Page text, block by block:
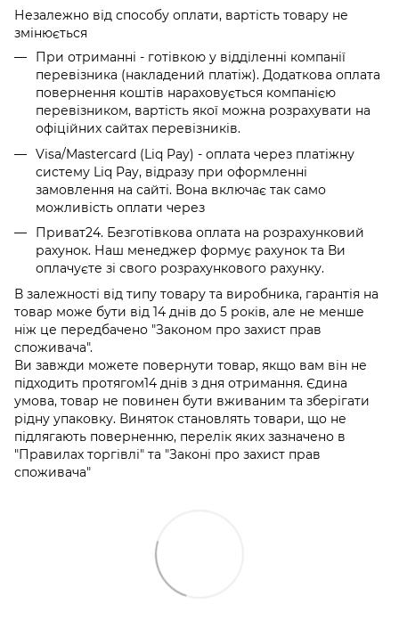
Незалежно від способу оплати, вартість товару не
змінюється
При отриманні - готівкою у відділенні компанії
перевізника (накладений платіж). Додаткова оплата
повернення коштів нараховується компанією
перевізником, вартість якої можна розрахувати на
офіційних сайтах перевізників.
Visa/Mastercard (Liq Pay) - оплата через платіжну
систему Liq Pay, відразу при оформленні
замовлення на сайті. Вона включає так само
можливість оплати через
Приват24. Безготівкова оплата на розрахунковий
рахунок. Наш менеджер формує рахунок та Ви
оплачуєте зі свого розрахункового рахунку.
В залежності від типу товару та виробника, гарантія на
товар може бути від 14 днів до 5 років, але не менше
ніж це передбачено "Законом про захист прав
споживача".
Ви завжди можете повернути товар, якщо вам він не
підходить протягом14 днів з дня отримання. Єдина
умова, товар не повинен бути вживаним та зберігати
рідну упаковку. Виняток становлять товари, що не
підлягають поверненню, перелік яких зазначено в
"Правилах торгівлі" та "Законі про захист прав
споживача"